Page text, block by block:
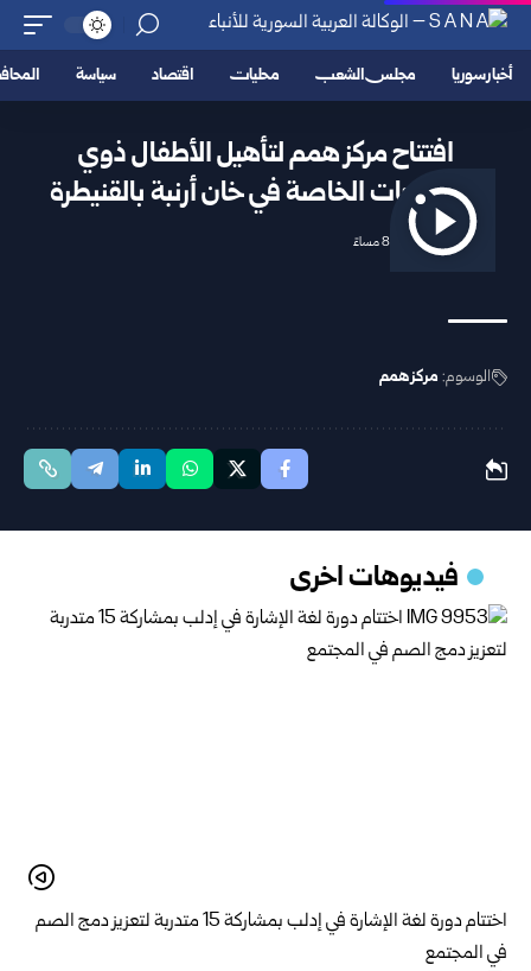
أخبار سوريا مجلس الشعب محليات اقتصاد سياسة
افتتاح مركز همم لتأهيل الأطفال ذوي
الاحتياجات الخاصة في خان أرنبة بالقنيطرة
2026/07/09 8:05 مساءً
الوسوم: مركز همم
فيديوهات اخرى
اختتام دورة لغة الإشارة في إدلب بمشاركة 15 متدربة لتعزيز دمج الصم
في المجتمع